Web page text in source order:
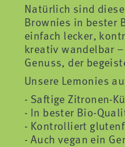
Natürlich sind
Brownies in bester
einfach lecker,
kreativ wandelbar
Genuss, der
Unsere Lemonies
Saftige Zitronen-
In bester Bio-
Kontrolliert
Auch vegan ein